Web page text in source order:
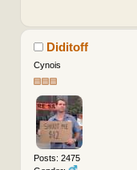
Diditoff
Cynois
Posts: 2475